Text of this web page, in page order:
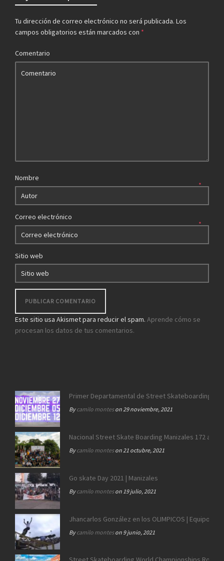
Tu dirección de correo electrónico no será publicada. Los
campos obligatorios están marcados con *
Comentario
Nombre
*
Correo electrónico
*
Sitio web
Este sitio usa Akismet para reducir el spam. Aprende cómo se
procesan los datos de tus comentarios.
Primer Departamental de Street Skateboarding de
Bycamilo monteson 29 noviembre, 2021
Nacional Street Skate Boarding Manizales 172 años
Bycamilo monteson 21 octubre, 2021
Go skate Day 2021 | Manizales
Bycamilo monteson 19 julio, 2021
Jhancarlos González en los OLIMPICOS | Equipo SB
Bycamilo monteson 9 junio, 2021